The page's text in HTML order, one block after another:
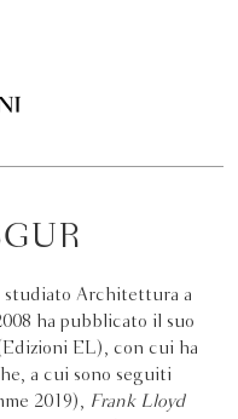
studiato Architettura a
ha pubblicato il suo
EL), con cui ha
a cui sono seguiti
2019), Frank Lloyd